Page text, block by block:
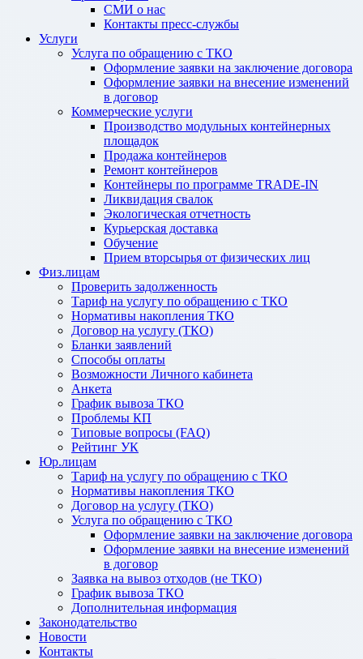
СМИ о нас
Контакты пресс-службы
Услуги
Услуга по обращению с ТКО
Оформление заявки на заключение договора
Оформление заявки на внесение изменений
в договор
Коммерческие услуги
Производство модульных контейнерных
площадок
Продажа контейнеров
Ремонт контейнеров
Контейнеры по программе TRADE-IN
Ликвидация свалок
Экологическая отчетность
Курьерская доставка
Обучение
Прием вторсырья от физических лиц
Физ.лицам
Проверить задолженность
Тариф на услугу по обращению с ТКО
Нормативы накопления ТКО
Договор на услугу (ТКО)
Бланки заявлений
Способы оплаты
Возможности Личного кабинета
Анкета
График вывоза ТКО
Проблемы КП
Типовые вопросы (FAQ)
Рейтинг УК
Юр.лицам
Тариф на услугу по обращению с ТКО
Нормативы накопления ТКО
Договор на услугу (ТКО)
Услуга по обращению с ТКО
Оформление заявки на заключение договора
Оформление заявки на внесение изменений
в договор
Заявка на вывоз отходов (не ТКО)
График вывоза ТКО
Дополнительная информация
Законодательство
Новости
Контакты